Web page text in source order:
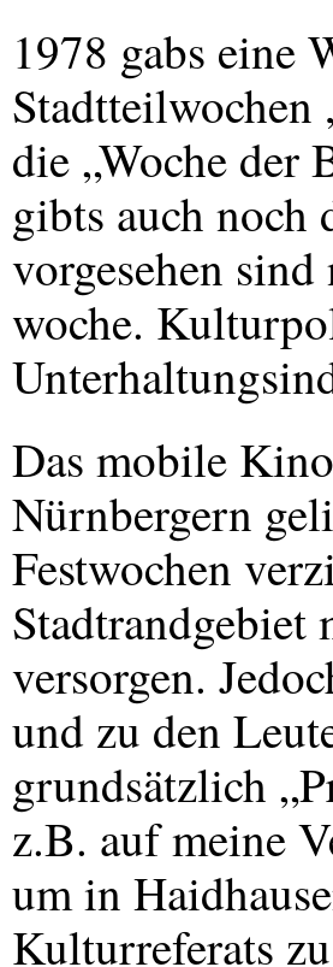
1978 gabs eine
die „Woche der
gibts auch noch
vorgesehen
woche.
Das mobile
Nürnbergern
Festwochen
versorgen.
und zu den
grundsätzlich
z.B. auf meine
um in
Kulturreferats